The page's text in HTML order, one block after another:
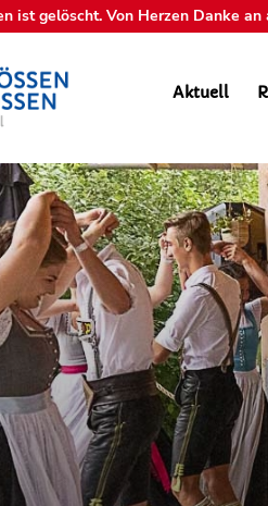
ist gelöscht. Von Herzen Danke
Aktuell